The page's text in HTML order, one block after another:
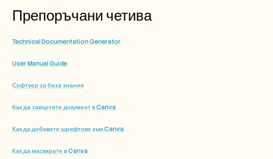
Препоръчани четива
Technical Documentation Generator
User Manual Guide
Софтуер за база знания
Как да завъртите документ в Canva
Как да добавите шрифтове към Canva
Как да маскирате в Canva